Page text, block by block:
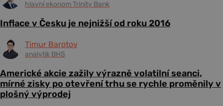
hlavní ekonom Trinity Bank
Inflace v Česku je nejnižší od roku 2016
Timur Barotov
analytik BHS
Americké akcie zažily výrazně volatilní seanci,
mírné zisky po otevření trhu se rychle proměnily v
plošný výprodej